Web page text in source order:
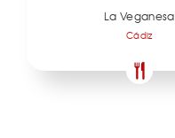
La Veganesa
Cádiz